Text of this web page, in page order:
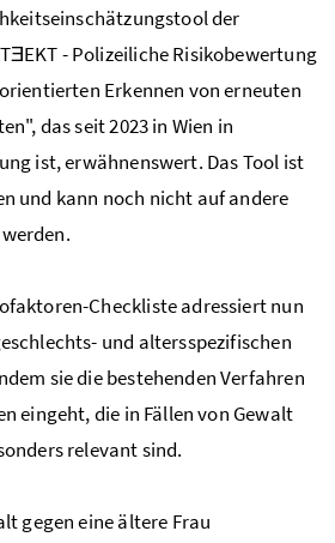
der
- Polizeiliche Risikobewertung
Erkennen von erneuten
das seit 2023 in Wien in
ist, erwähnenswert. Das Tool ist
und kann noch nicht auf andere
Checkliste adressiert nun
und altersspezifischen
sie die bestehenden Verfahren
eingeht, die in Fällen von Gewalt
relevant sind.
gegen eine ältere Frau